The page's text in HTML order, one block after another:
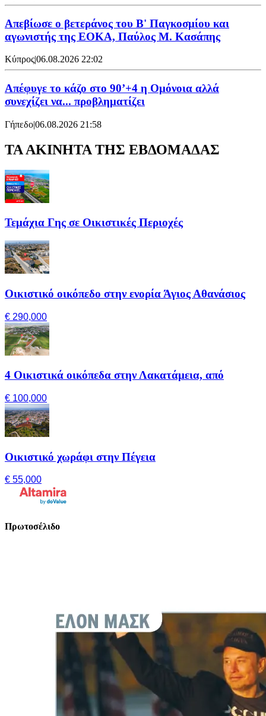
Απεβίωσε ο βετεράνος του Β' Παγκοσμίου και
αγωνιστής της ΕΟΚΑ, Παύλος Μ. Κασάπης
Κύπρος|06.08.2026 22:02
Απέφυγε το κάζο στο 90’+4 η Ομόνοια αλλά
συνεχίζει να... προβληματίζει
Γήπεδο|06.08.2026 21:58
ΤΑ ΑΚΙΝΗΤΑ ΤΗΣ ΕΒΔΟΜΑΔΑΣ
Τεμάχια Γης σε Οικιστικές Περιοχές
Οικιστικό οικόπεδο στην ενορία Άγιος Αθανάσιος
€ 290,000
4 Οικιστικά οικόπεδα στην Λακατάμεια, από
€ 100,000
Οικιστικό χωράφι στην Πέγεια
€ 55,000
Πρωτοσέλιδο